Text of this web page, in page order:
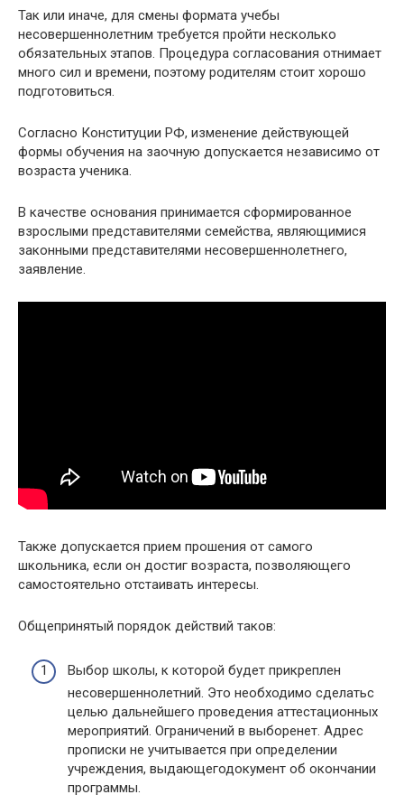
Так или иначе, для смены формата учебы
несовершеннолетним требуется пройти несколько
обязательных этапов. Процедура согласования отнимает
много сил и времени, поэтому родителям стоит хорошо
подготовиться.
Согласно Конституции РФ, изменение действующей
формы обучения на заочную допускается независимо от
возраста ученика.
В качестве основания принимается сформированное
взрослыми представителями семейства, являющимися
законными представителями несовершеннолетнего,
заявление.
Также допускается прием прошения от самого
школьника, если он достиг возраста, позволяющего
самостоятельно отстаивать интересы.
Общепринятый порядок действий таков:
Выбор школы, к которой будет прикреплен
несовершеннолетний. Это необходимо сделатьс
целью дальнейшего проведения аттестационных
мероприятий. Ограничений в выборенет. Адрес
прописки не учитывается при определении
учреждения, выдающегодокумент об окончании
программы.